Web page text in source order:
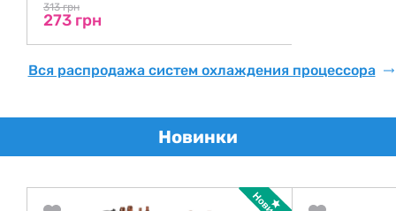
313 грн
273 грн
Вся распродажа систем охлаждения процессора
Новинки